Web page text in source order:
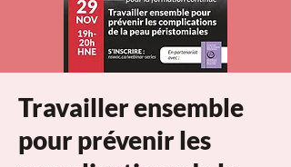
Travailler ensemble
pour prévenir les